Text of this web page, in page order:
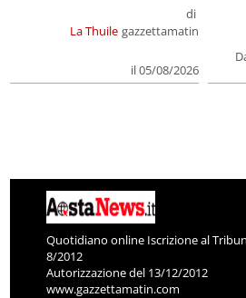
La Thuile
di
gazzettamatin
il 05/08/2026
Quotidiano online Iscrizione al
8/2012
Autorizzazione del 13/12/2012
www.gazzettamatin.com